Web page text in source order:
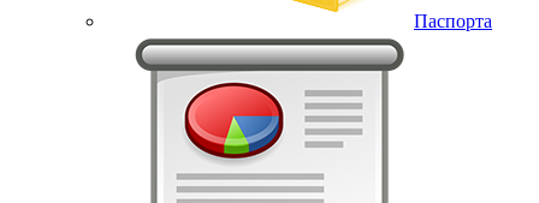
Паспорта